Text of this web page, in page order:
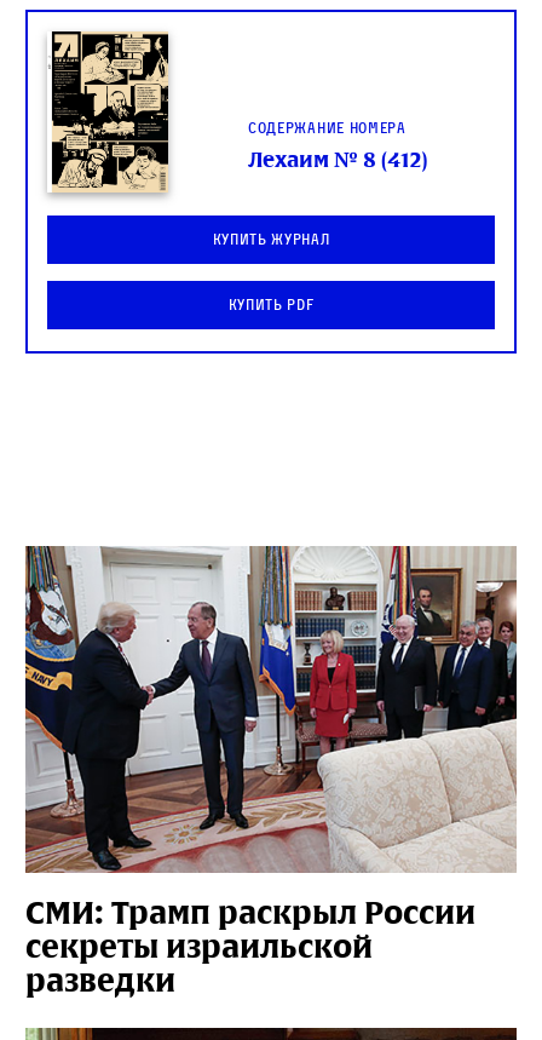
Содержание номера
Лехаим № 8 (412)
Купить журнал
Купить PDF
СМИ: Трамп раскрыл России
секреты израильской
разведки